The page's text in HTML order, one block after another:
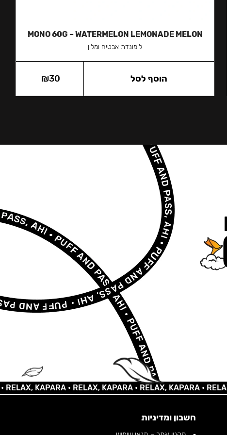
MONO 60G – WATERMELON LEMONADE MELON
לימונדת אבטיח ומלון
₪30 הוסף לסל
KAPARA •RELAX, KAPARA •RELAX, KAPARA •RELAX,
חשבון ומדיניות